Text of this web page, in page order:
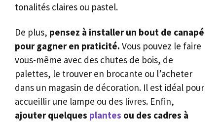
tonalités claires ou pastel.
De plus, pensez à installer un bout de canapé
pour gagner en praticité. Vous pouvez le faire
vous-même avec des chutes de bois, de
palettes, le trouver en brocante ou l’acheter
dans un magasin de décoration. Il est idéal pour
accueillir une lampe ou des livres. Enfin,
ajouter quelques plantes ou des cadres à